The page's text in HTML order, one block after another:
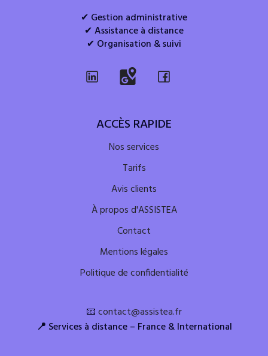
✔ Gestion administrative
✔ Assistance à distance
✔ Organisation & suivi
ACCÈS RAPIDE
Nos services
Tarifs
Avis clients
À propos d'ASSISTEA
Contact
Mentions légales
Politique de confidentialité
📧contact@assistea.fr
📍 Services à distance – France & International